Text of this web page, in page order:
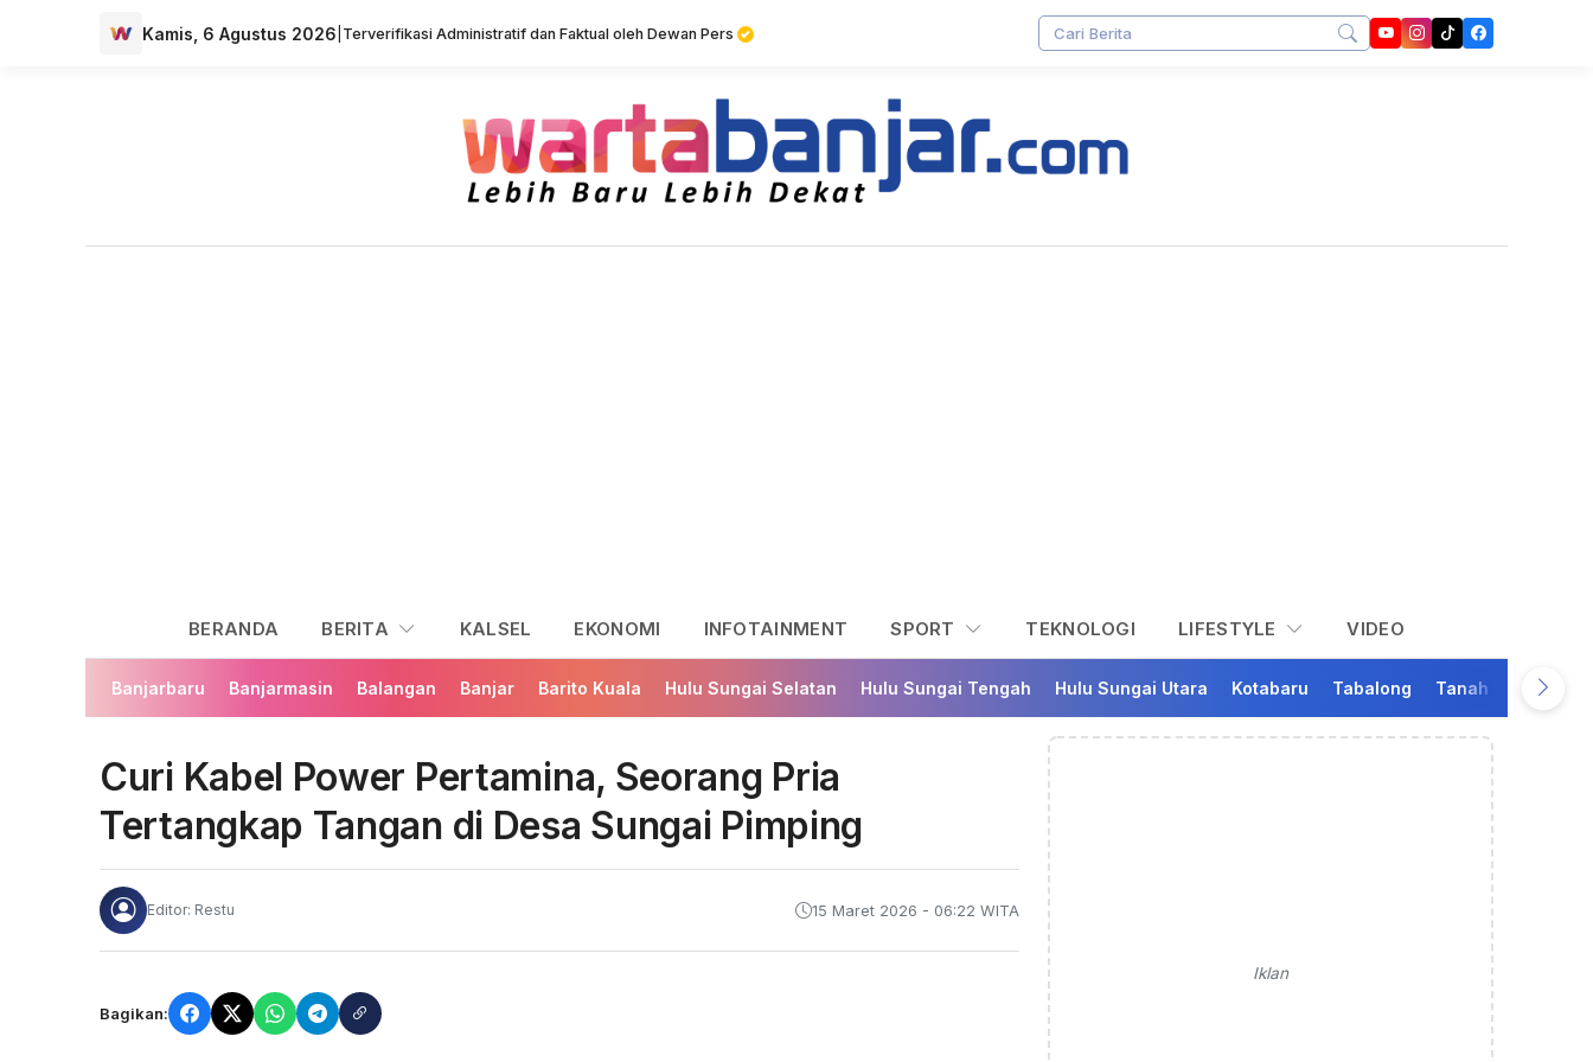
Kamis, 6 Agustus 2026 Terverifikasi Administratif dan Faktual oleh Dewan Pers
BERANDA BERITA KALSEL EKONOMI INFOTAINMENT SPORT TEKNOLOGI LIFESTYLE VIDEO
Banjarbaru Banjarmasin Balangan Banjar Barito Kuala Hulu Sungai Selatan Hulu Sungai Tengah Hulu Sungai Utara Kotabaru Tabalong Tanah Bumbu
Curi Kabel Power Pertamina, Seorang Pria
Tertangkap Tangan di Desa Sungai Pimping
Editor: Restu 15 Maret 2026 - 06:22 WITA
Bagikan:
Iklan